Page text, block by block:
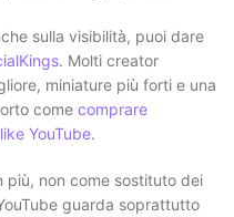
sulla visibilità, puoi dare
. Molti creator
miniature più forti e una
come comprare
YouTube.
più, non come sostituto dei
guarda soprattutto